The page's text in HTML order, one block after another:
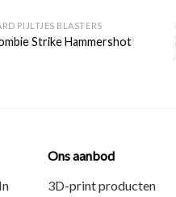
PIJLTJES BLASTERS
Strike Hammershot
Ons aanbod
3D-print producten